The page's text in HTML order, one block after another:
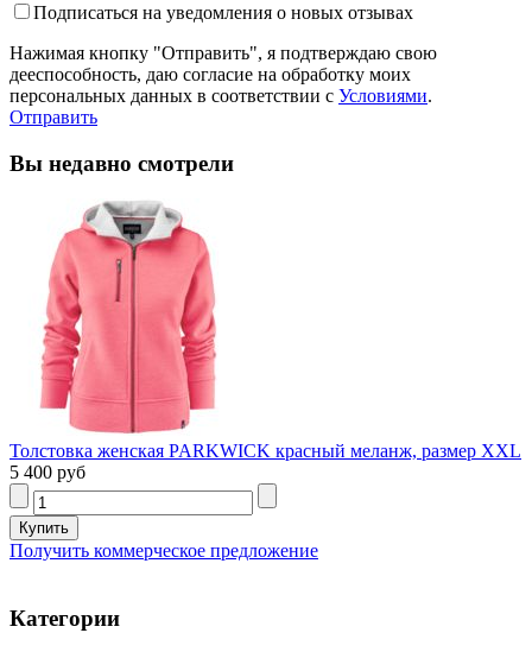
Подписаться на уведомления о новых отзывах
Нажимая кнопку "Отправить", я подтверждаю свою
дееспособность, даю согласие на обработку моих
персональных данных в соответствии с Условиями.
Отправить
Вы недавно смотрели
Толстовка женская PARKWICK красный меланж, размер XXL
5 400 руб
Получить коммерческое предложение
Категории